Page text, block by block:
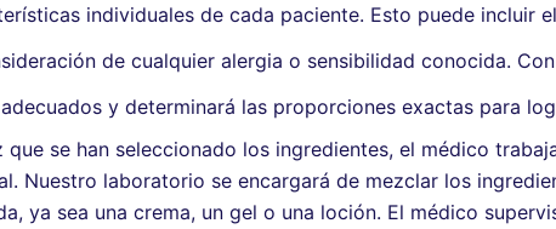
individuales de cada paciente. Esto puede incluir
de cualquier alergia o sensibilidad conocida.
y determinará las proporciones exactas para
que se han seleccionado los ingredientes, el médico
Nuestro laboratorio se encargará de mezclar los
ya sea una crema, un gel o una loción. El médico